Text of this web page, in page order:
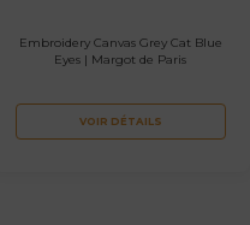
Embroidery Canvas Grey Cat Blue
Eyes | Margot de Paris
VOIR DÉTAILS